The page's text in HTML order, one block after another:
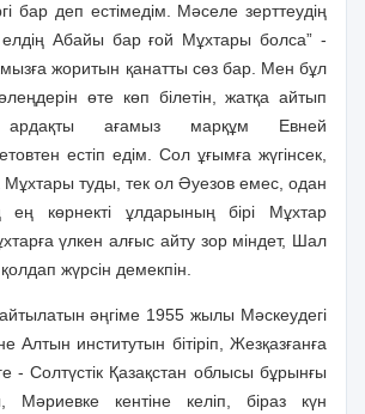
бар деп естiмедiм. Мәселе зерттеудiң
Абайы бар ғой Мұхтары болса” -
жоритын қанатты сөз бар. Мен бұл
өте көп бiлетiн, жатқа айтып
ардақты ағамыз марқұм Евней
естiп едiм. Сол ұғымға жүгiнсек,
туды, тек ол Әуезов емес, одан
ең көрнектi ұлдарының бiрi Мұхтар
үлкен алғыс айту зор мiндет, Шал
жүрсiн демекпiн.
әңгiме 1955 жылы Мәскеудегi
Алтын институтын бiтiрiп, Жезқазғанға
- Солтүстiк Қазақстан облысы бұрынғы
Мәриевке кентiне келiп, бiраз күн